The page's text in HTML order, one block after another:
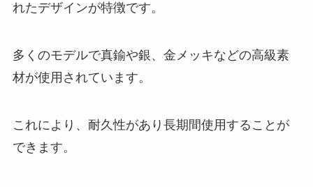
れたデザインが特徴です。
多くのモデルで真鍮や銀、金メッキなどの高級素
材が使用されています。
これにより、耐久性があり長期間使用することが
できます。